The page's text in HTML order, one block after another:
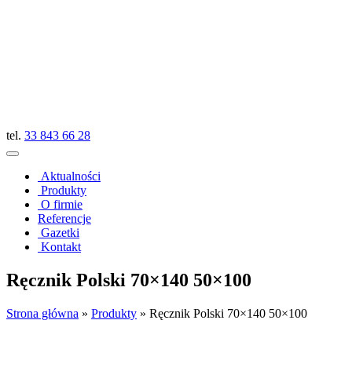
tel. 33 843 66 28
Aktualności
Produkty
O firmie
Referencje
Gazetki
Kontakt
Ręcznik Polski 70×140 50×100
Strona główna » Produkty » Ręcznik Polski 70×140 50×100